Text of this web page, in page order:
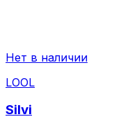
Нет в наличии
LOOL
Silvi